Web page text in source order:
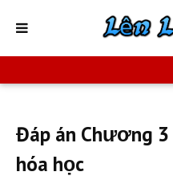
Đáp án Chương
hóa học